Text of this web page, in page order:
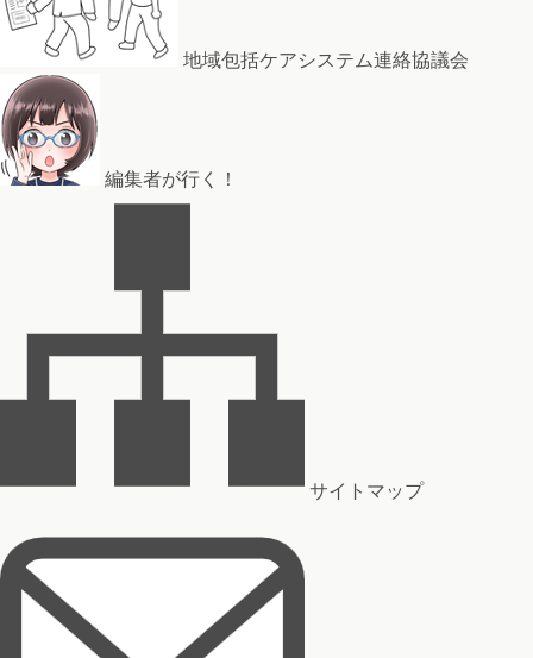
地域包括ケアシステム連絡協議会
編集者が行く！
サイトマップ